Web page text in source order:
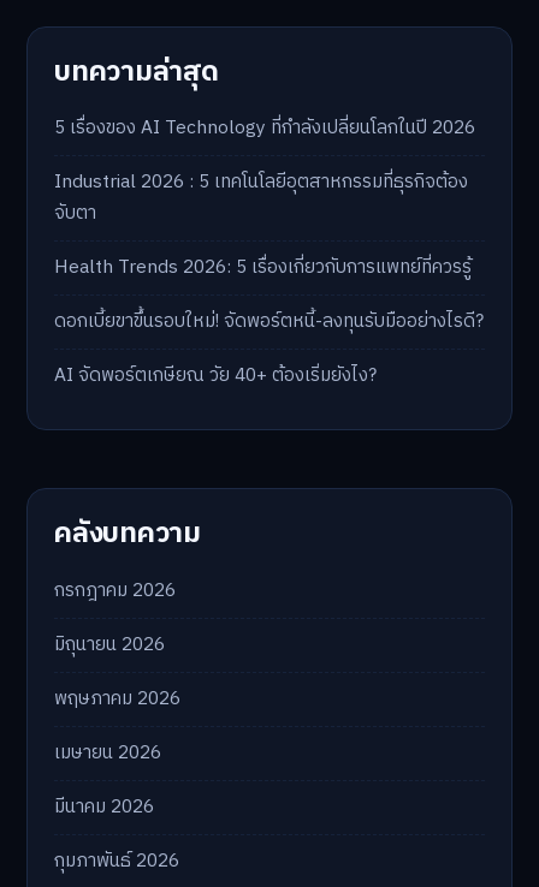
บทความล่าสุด
5 เรื่องของ AI Technology ที่กำลังเปลี่ยนโลกในปี 2026
Industrial 2026 : 5 เทคโนโลยีอุตสาหกรรมที่ธุรกิจต้อง
จับตา
Health Trends 2026: 5 เรื่องเกี่ยวกับการแพทย์ที่ควรรู้
ดอกเบี้ยขาขึ้นรอบใหม่! จัดพอร์ตหนี้-ลงทุนรับมืออย่างไรดี?
AI จัดพอร์ตเกษียณ วัย 40+ ต้องเริ่มยังไง?
คลังบทความ
กรกฎาคม 2026
มิถุนายน 2026
พฤษภาคม 2026
เมษายน 2026
มีนาคม 2026
กุมภาพันธ์ 2026